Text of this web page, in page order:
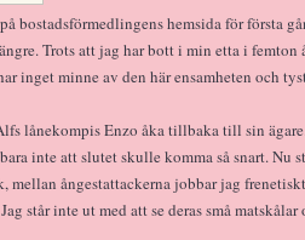
bostadsförmedlingens hemsida för första
Trots att jag har bott i min etta i
inget minne av den här ensamheten och
lånekompis Enzo åka tillbaka till sin
inte att slutet skulle komma så snart. Nu
mellan ångestattackerna jobbar jag
står inte ut med att se deras små matskålar